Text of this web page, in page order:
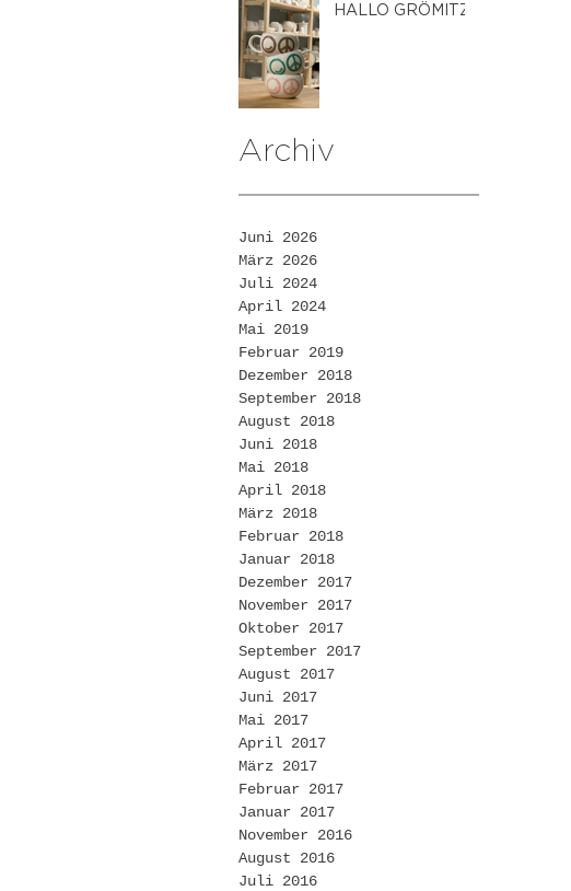
HALLO GRÖMITZ!
Archiv
Juni 2026
März 2026
Juli 2024
April 2024
Mai 2019
Februar 2019
Dezember 2018
September 2018
August 2018
Juni 2018
Mai 2018
April 2018
März 2018
Februar 2018
Januar 2018
Dezember 2017
November 2017
Oktober 2017
September 2017
August 2017
Juni 2017
Mai 2017
April 2017
März 2017
Februar 2017
Januar 2017
November 2016
August 2016
Juli 2016